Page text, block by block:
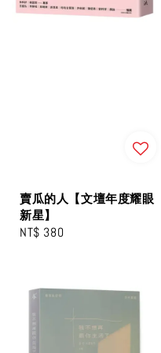
賣瓜的人【文壇年度耀眼
新星】
Regular
NT$ 380